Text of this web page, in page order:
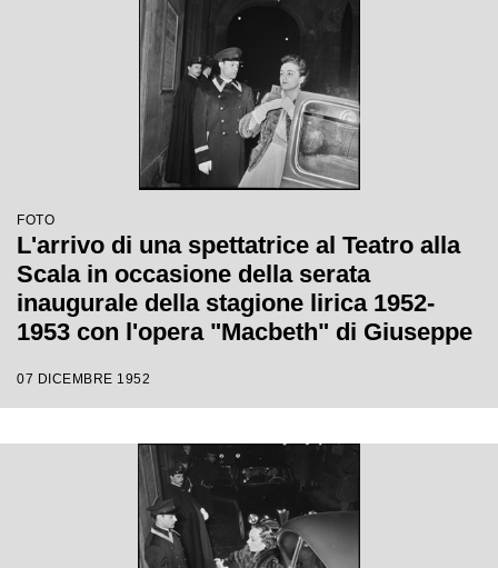
FOTO
L'arrivo di una spettatrice al Teatro alla
Scala in occasione della serata
inaugurale della stagione lirica 1952-
1953 con l'opera "Macbeth" di Giuseppe
regia di Carl Ebert
07 DICEMBRE 1952